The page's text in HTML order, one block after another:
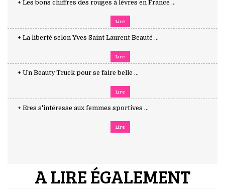
+ Les bons chiffres des rouges à lèvres en France ...
Lire
+ La liberté selon Yves Saint Laurent Beauté ...
Lire
+ Un Beauty Truck pour se faire belle ...
Lire
+ Eres s'intéresse aux femmes sportives ...
Lire
A LIRE ÉGALEMENT